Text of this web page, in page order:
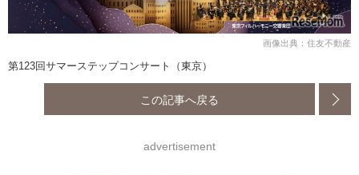
画像出典：住友不動産
第123回サマーステップコンサート（東京）
この記事へ戻る
advertisement